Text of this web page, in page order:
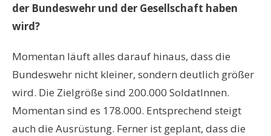
der Bundeswehr und der Gesellschaft haben
wird?
Momentan läuft alles darauf hinaus, dass die
Bundeswehr nicht kleiner, sondern deutlich größer
wird. Die Zielgröße sind 200.000 SoldatInnen.
Momentan sind es 178.000. Entsprechend steigt
auch die Ausrüstung. Ferner ist geplant, dass die